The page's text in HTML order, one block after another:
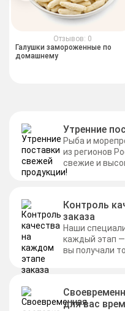
Отзывов: 0
Галушки замороженные по
домашнему
Утренние
Рыба и
из регионов
свежие и
Контроль
заказа
Наши
каждый этап —
вы получали
для вас